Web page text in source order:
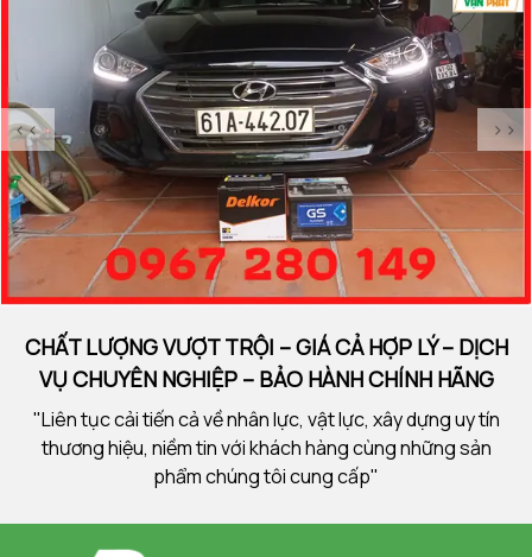
<< >>
CHẤT LƯỢNG VƯỢT TRỘI – GIÁ CẢ HỢP LÝ – DỊCH
VỤ CHUYÊN NGHIỆP – BẢO HÀNH CHÍNH HÃNG
"Liên tục cải tiến cả về nhân lực, vật lực, xây dựng uy tín
thương hiệu, niềm tin với khách hàng cùng những sản
phẩm chúng tôi cung cấp"